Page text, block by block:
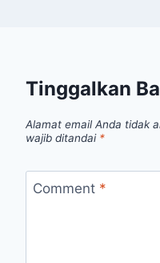
Tinggalkan
Alamat email Anda tidak
wajib ditandai *
Comment *